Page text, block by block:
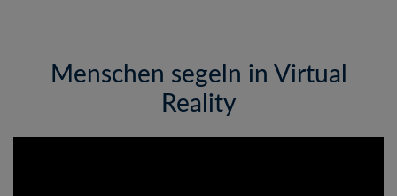
Menschen segeln in Virtual
Reality